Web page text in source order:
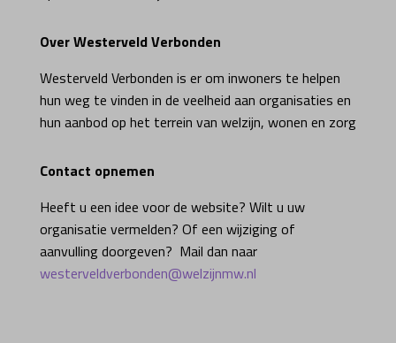
Over Westerveld Verbonden
Westerveld Verbonden is er om inwoners te helpen
hun weg te vinden in de veelheid aan organisaties en
hun aanbod op het terrein van welzijn, wonen en zorg
Contact opnemen
Heeft u een idee voor de website? Wilt u uw
organisatie vermelden? Of een wijziging of
aanvulling doorgeven? Mail dan naar
westerveldverbonden@welzijnmw.nl